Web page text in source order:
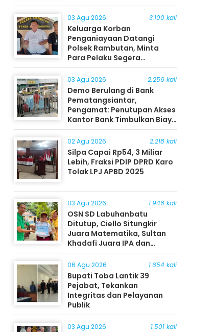
03 Agu 2026 3.100 kali
Keluarga Korban
Penganiayaan Datangi
Polsek Rambutan, Minta
Para Pelaku Segera
Ditangkap
03 Agu 2026 2.256 kali
Demo Berulang di Bank
Pematangsiantar,
Pengamat: Penutupan Akses
Kantor Bank Timbulkan Biaya
Ekonomi bagi Masyarakat
02 Agu 2026 2.218 kali
Silpa Capai Rp54, 3 Miliar
Lebih, Fraksi PDIP DPRD Karo
Tolak LPJ APBD 2025
03 Agu 2026 1.946 kali
OSN SD Labuhanbatu
Ditutup, Ciello Situngkir
Juara Matematika, Sultan
Khadafi Juara IPA dan
Timothy Rangkuti Juara IPS
06 Agu 2026 1.654 kali
Bupati Toba Lantik 39
Pejabat, Tekankan
Integritas dan Pelayanan
Publik
03 Agu 2026 1.501 kali